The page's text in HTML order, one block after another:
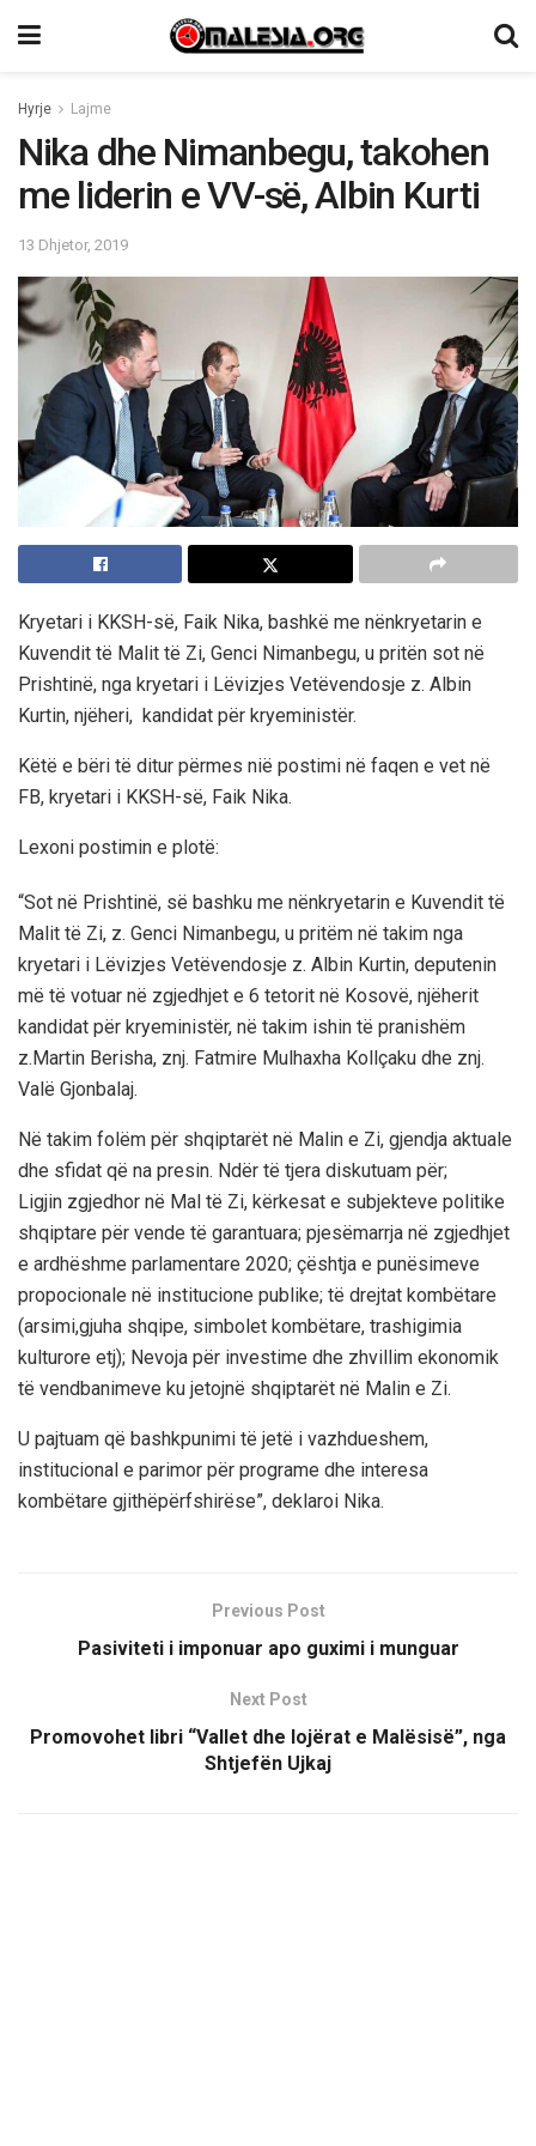
Hyrje Lajme
Nika dhe Nimanbegu, takohen
me liderin e VV-së, Albin Kurti
13 Dhjetor, 2019
Kryetari i KKSH-së, Faik Nika, bashkë me nënkryetarin e
Kuvendit të Malit të Zi, Genci Nimanbegu, u pritën sot në
Prishtinë, nga kryetari i Lëvizjes Vetëvendosje z. Albin
Kurtin, njëheri, kandidat për kryeministër.
Këtë e bëri të ditur përmes nië postimi në faqen e vet në
FB, kryetari i KKSH-së, Faik Nika.
Lexoni postimin e plotë:
“Sot në Prishtinë, së bashku me nënkryetarin e Kuvendit të
Malit të Zi, z. Genci Nimanbegu, u pritëm në takim nga
kryetari i Lëvizjes Vetëvendosje z. Albin Kurtin, deputenin
më të votuar në zgjedhjet e 6 tetorit në Kosovë, njëherit
kandidat për kryeministër, në takim ishin të pranishëm
z.Martin Berisha, znj. Fatmire Mulhaxha Kollçaku dhe znj.
Valë Gjonbalaj.
Në takim folëm për shqiptarët në Malin e Zi, gjendja aktuale
dhe sfidat që na presin. Ndër të tjera diskutuam për;
Ligjin zgjedhor në Mal të Zi, kërkesat e subjekteve politike
shqiptare për vende të garantuara; pjesëmarrja në zgjedhjet
e ardhëshme parlamentare 2020; çështja e punësimeve
propocionale në institucione publike; të drejtat kombëtare
(arsimi,gjuha shqipe, simbolet kombëtare, trashigimia
kulturore etj); Nevoja për investime dhe zhvillim ekonomik
të vendbanimeve ku jetojnë shqiptarët në Malin e Zi.
U pajtuam që bashkpunimi të jetë i vazhdueshem,
institucional e parimor për programe dhe interesa
kombëtare gjithëpërfshirëse”, deklaroi Nika.
Previous Post
Pasiviteti i imponuar apo guximi i munguar
Next Post
Promovohet libri “Vallet dhe lojërat e Malësisë”, nga
Shtjefën Ujkaj